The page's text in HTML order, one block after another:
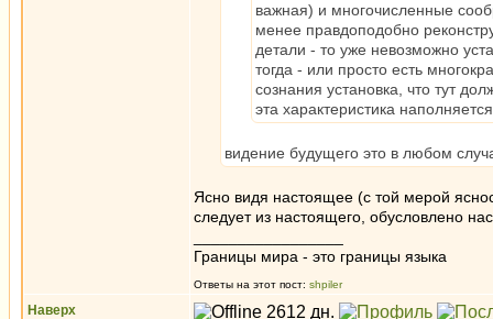
важная) и многочисленные
менее правдоподобно
детали - то уже невозможно
тогда - или просто есть
сознания установка, что тут
эта характеристика
видение будущего это в любом
Ясно видя настоящее (с той мерой
следует из настоящего, обусловлено
Границы мира - это границы языка
Ответы на этот пост: shpiler
Наверх